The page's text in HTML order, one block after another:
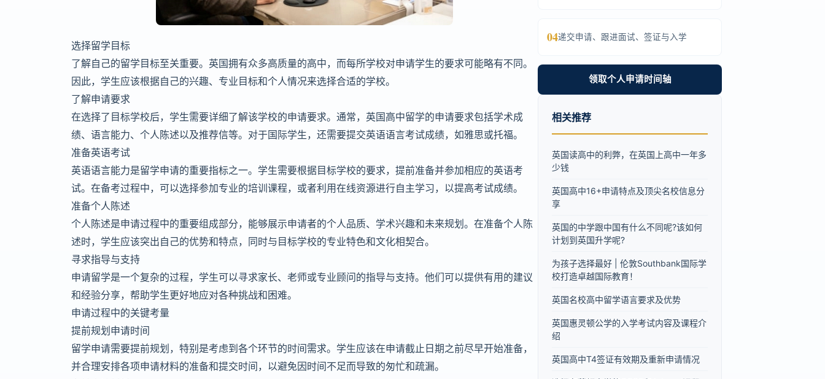
选择留学目标
了解自己的留学目标至关重要。英国拥有众多高质量的高中，而每所学校对申请学生的要求可能略有不同。
因此，学生应该根据自己的兴趣、专业目标和个人情况来选择合适的学校。
了解申请要求
在选择了目标学校后，学生需要详细了解该学校的申请要求。通常，英国高中留学的申请要求包括学术成
绩、语言能力、个人陈述以及推荐信等。对于国际学生，还需要提交英语语言考试成绩，如雅思或托福。
准备英语考试
英语语言能力是留学申请的重要指标之一。学生需要根据目标学校的要求，提前准备并参加相应的英语考
试。在备考过程中，可以选择参加专业的培训课程，或者利用在线资源进行自主学习，以提高考试成绩。
准备个人陈述
个人陈述是申请过程中的重要组成部分，能够展示申请者的个人品质、学术兴趣和未来规划。在准备个人陈
述时，学生应该突出自己的优势和特点，同时与目标学校的专业特色和文化相契合。
寻求指导与支持
申请留学是一个复杂的过程，学生可以寻求家长、老师或专业顾问的指导与支持。他们可以提供有用的建议
和经验分享，帮助学生更好地应对各种挑战和困难。
申请过程中的关键考量
提前规划申请时间
留学申请需要提前规划，特别是考虑到各个环节的时间需求。学生应该在申请截止日期之前尽早开始准备，
并合理安排各项申请材料的准备和提交时间，以避免因时间不足而导致的匆忙和疏漏。
04递交申请、跟进面试、签证与入学
领取个人申请时间轴
相关推荐
英国读高中的利弊，在英国上高中一年多
少钱
英国高中16+申请特点及顶尖名校信息分
享
英国的中学跟中国有什么不同呢?该如何
计划到英国升学呢?
为孩子选择最好 | 伦敦Southbank国际学
校打造卓越国际教育！
英国名校高中留学语言要求及优势
英国惠灵顿公学的入学考试内容及课程介
绍
英国高中T4签证有效期及重新申请情况